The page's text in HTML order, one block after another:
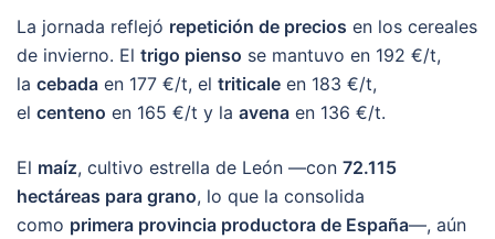
La jornada reflejó repetición de precios en los cereales
de invierno. El trigo pienso se mantuvo en 192 €/t,
la cebada en 177 €/t, el triticale en 183 €/t,
el centeno en 165 €/t y la avena en 136 €/t.
El maíz, cultivo estrella de León —con 72.115
hectáreas para grano, lo que la consolida
como primera provincia productora de España—, aún